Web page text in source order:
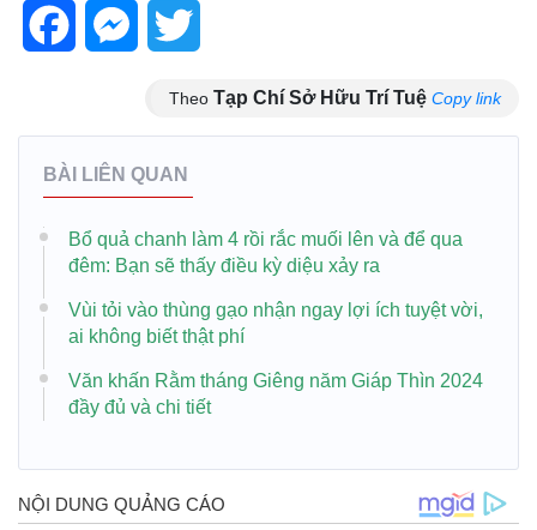
FacebookMessenger
Theo Tạp Chí Sở Hữu Trí Tuệ Copy link
BÀI LIÊN QUAN
Bổ quả chanh làm 4 rồi rắc muối lên và để qua
đêm: Bạn sẽ thấy điều kỳ diệu xảy ra
Vùi tỏi vào thùng gạo nhận ngay lợi ích tuyệt vời,
ai không biết thật phí
Văn khấn Rằm tháng Giêng năm Giáp Thìn 2024
đầy đủ và chi tiết